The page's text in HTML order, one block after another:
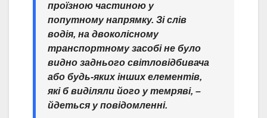
проїзною частиною у
попутному напрямку. Зі слів
водія, на двоколісному
транспортному засобі не було
видно заднього світловідбивача
або будь-яких інших елементів,
які б виділяли його у темряві, –
йдеться у повідомленні.